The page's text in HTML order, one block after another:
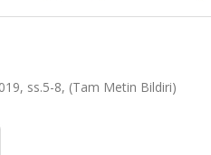
ss.5-8, (Tam Metin Bildiri)